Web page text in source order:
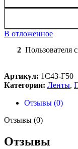
В отложенное
2 Пользователя
Артикул: 1С43-Г50
Категории: Ленты,
Отзывы (0)
Отзывы (0)
Отзывы